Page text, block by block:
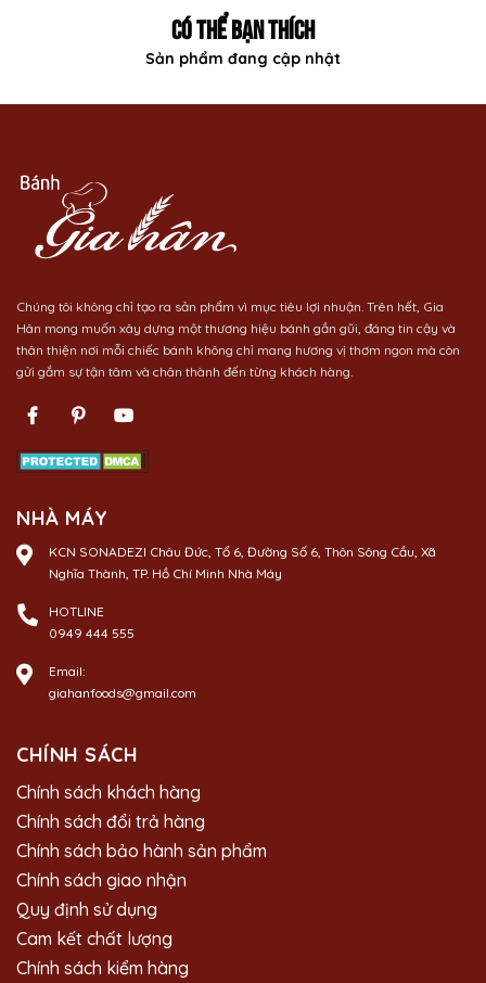
CÓ THỂ BẠN THÍCH
Sản phẩm đang cập nhật
Chúng tôi không chỉ tạo ra sản phẩm vì mục tiêu lợi nhuận. Trên hết, Gia
Hân mong muốn xây dựng một thương hiệu bánh gần gũi, đáng tin cậy và
thân thiện nơi mỗi chiếc bánh không chỉ mang hương vị thơm ngon mà còn
gửi gắm sự tận tâm và chân thành đến từng khách hàng.
NHÀ MÁY
KCN SONADEZI Châu Đức, Tổ 6, Đường Số 6, Thôn Sông Cầu, Xã
Nghĩa Thành, TP. Hồ Chí Minh Nhà Máy
HOTLINE
0949 444 555
Email:
giahanfoods@gmail.com
CHÍNH SÁCH
Chính sách khách hàng
Chính sách đổi trả hàng
Chính sách bảo hành sản phẩm
Chính sách giao nhận
Quy định sử dụng
Cam kết chất lượng
Chính sách kiểm hàng